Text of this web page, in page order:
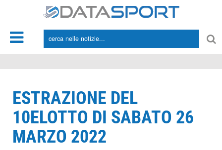
ESTRAZIONE DEL
10ELOTTO DI SABATO 26
MARZO 2022